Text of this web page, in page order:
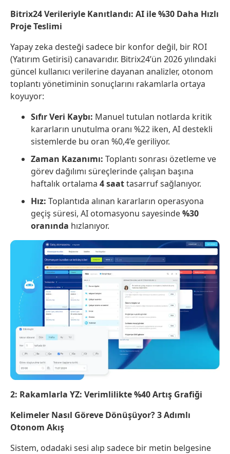
Bitrix24 Verileriyle Kanıtlandı: AI ile %30 Daha Hızlı
Proje Teslimi
Yapay zeka desteği sadece bir konfor değil, bir ROI
(Yatırım Getirisi) canavarıdır. Bitrix24’ün 2026 yılındaki
güncel kullanıcı verilerine dayanan analizler, otonom
toplantı yönetiminin sonuçlarını rakamlarla ortaya
koyuyor:
Sıfır Veri Kaybı: Manuel tutulan notlarda kritik
kararların unutulma oranı %22 iken, AI destekli
sistemlerde bu oran %0,4’e geriliyor.
Zaman Kazanımı: Toplantı sonrası özetleme ve
görev dağılımı süreçlerinde çalışan başına
haftalık ortalama 4 saattasarruf sağlanıyor.
Hız: Toplantıda alınan kararların operasyona
geçiş süresi, AI otomasyonu sayesinde%30
oranında hızlanıyor.
2: Rakamlarla YZ: Verimlilikte %40 Artış Grafiği
Kelimeler Nasıl Göreve Dönüşüyor? 3 Adımlı
Otonom Akış
Sistem, odadaki sesi alıp sadece bir metin belgesine